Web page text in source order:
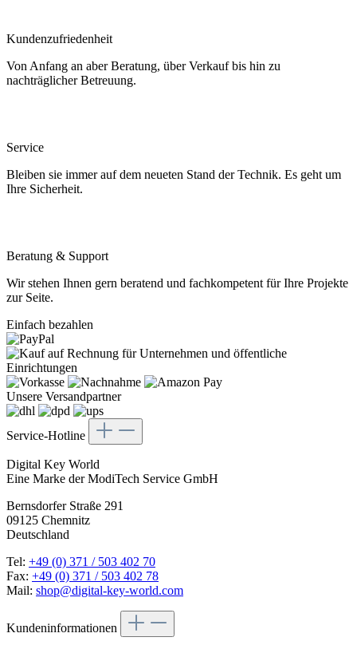
Kundenzufriedenheit
Von Anfang an aber Beratung, über Verkauf bis hin zu
nachträglicher Betreuung.
Service
Bleiben sie immer auf dem neueten Stand der Technik. Es geht um
Ihre Sicherheit.
Beratung & Support
Wir stehen Ihnen gern beratend und fachkompetent für Ihre Projekte
zur Seite.
Einfach bezahlen
Unsere Versandpartner
Service-Hotline
Digital Key World
Eine Marke der ModiTech Service GmbH
Bernsdorfer Straße 291
09125 Chemnitz
Deutschland
Tel: +49 (0) 371 / 503 402 70
Fax: +49 (0) 371 / 503 402 78
Mail: shop@digital-key-world.com
Kundeninformationen